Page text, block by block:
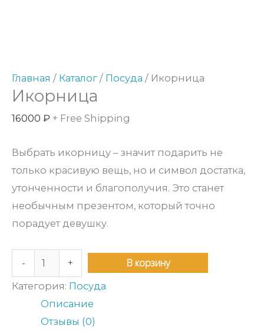
Главная / Каталог / Посуда / Икорница
Икорница
16000 ₽ + Free Shipping
Выбрать икорницу – значит подарить не
только красивую вещь, но и символ достатка,
утонченности и благополучия. Это станет
необычным презентом, который точно
порадует девушку.
- + В корзину
Категория: Посуда
Описание
Отзывы (0)